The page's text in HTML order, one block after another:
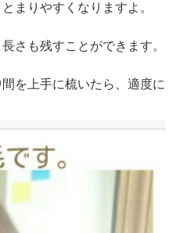
まりやすくなりますよ。
さも残すことができます。
を上手に梳いたら、適度に